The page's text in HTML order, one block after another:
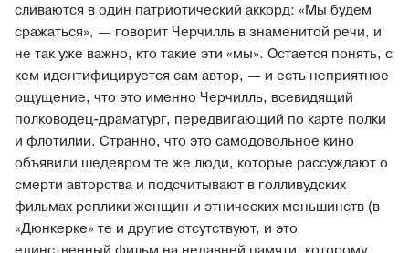
сливаются в один патриотический аккорд: «Мы будем
сражаться», — говорит Черчилль в знаменитой речи, и
не так уже важно, кто такие эти «мы». Остается понять, с
кем идентифицируется сам автор, — и есть неприятное
ощущение, что это именно Черчилль, всевидящий
полководец-драматург, передвигающий по карте полки
и флотилии. Странно, что это самодовольное кино
объявили шедевром те же люди, которые рассуждают о
смерти авторства и подсчитывают в голливудских
фильмах реплики женщин и этнических меньшинств (в
«Дюнкерке» те и другие отсутствуют, и это